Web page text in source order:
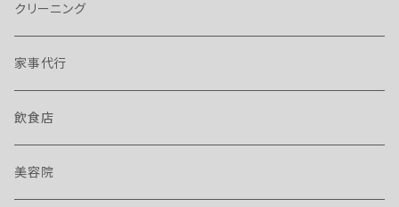
クリーニング
家事代行
飲食店
美容院